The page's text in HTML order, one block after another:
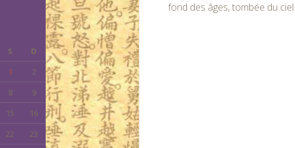
S
D
1
2
8
9
15
16
22
23
fond des âges, tombée du ciel.